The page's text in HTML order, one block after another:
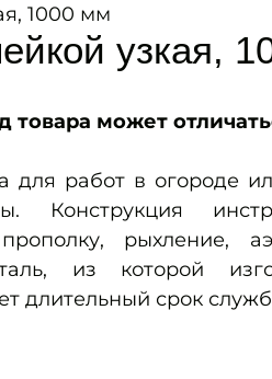
1000 мм
узкая,
может
для работ в огороде
Конструкция
рыхление,
из которой
длительный срок